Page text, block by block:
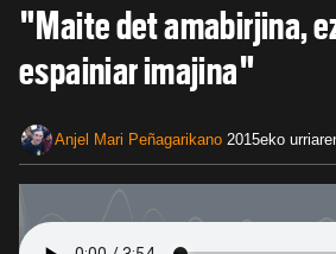
"Maite det amabirjina,
espainiar imajina"
Anjel Mari Peñagarikano 2015eko